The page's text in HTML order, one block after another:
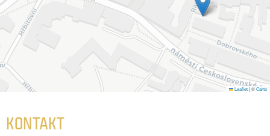
Leaflet|©Carto
KONTAKT